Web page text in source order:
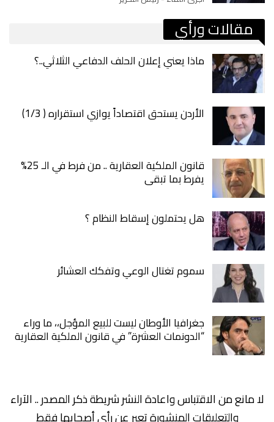
مقالات ورأي
ماذا يعني إعلان الحلف الدفاعي الثلاثي..؟
الأردن يستحق اقتصاداً يوازي استقراره ( 1/3)
قانون الملكية العقارية .. من فرط في الـ 25%
يفرط بما تبقى
هل يحتملون إسقاط النظام ؟
سموم تغتال الوعي وتفكك العشائر
جغرافيا الأوطان ليست للبيع المؤجل،، ما وراء
“الدونمات العشرة” في قانون الملكية العقارية
لا مانع من الاقتباس واعادة النشر شريطة ذكر المصدر .. الآراء
والتعليقات المنشورة تعبر عن رأي أصحابها فقط